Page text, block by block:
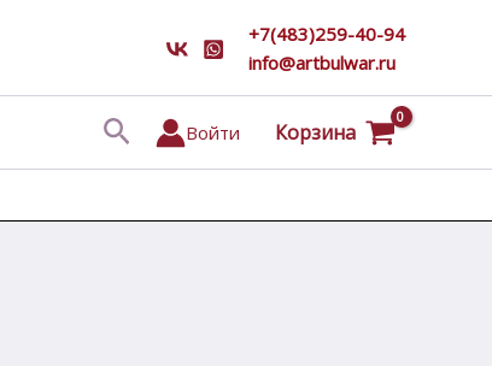
+7(483)259-40-94
info@artbulwar.ru
ПоискВойти Корзина